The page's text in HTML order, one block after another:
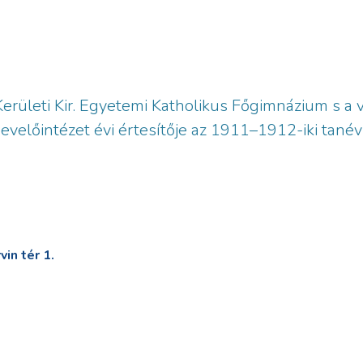
Kir. Egyetemi Katholikus Főgimnázium s a
évi értesítője az 1911–1912-iki
tér 1.